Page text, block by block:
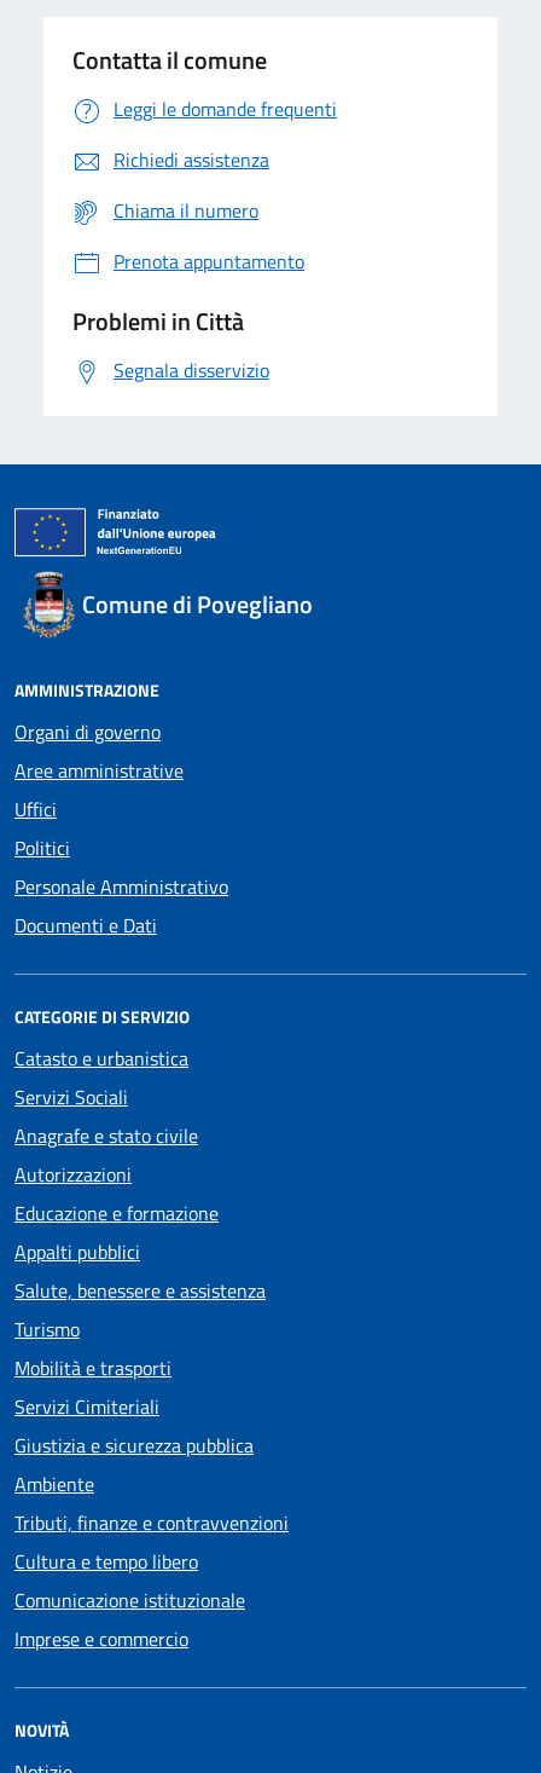
Contatta il comune
Leggi le domande frequenti
Richiedi assistenza
Chiama il numero
Prenota appuntamento
Problemi in Città
Segnala disservizio
Comune di Povegliano
AMMINISTRAZIONE
Organi di governo
Aree amministrative
Uffici
Politici
Personale Amministrativo
Documenti e Dati
CATEGORIE DI SERVIZIO
Catasto e urbanistica
Servizi Sociali
Anagrafe e stato civile
Autorizzazioni
Educazione e formazione
Appalti pubblici
Salute, benessere e assistenza
Turismo
Mobilità e trasporti
Servizi Cimiteriali
Giustizia e sicurezza pubblica
Ambiente
Tributi, finanze e contravvenzioni
Cultura e tempo libero
Comunicazione istituzionale
Imprese e commercio
NOVITÀ